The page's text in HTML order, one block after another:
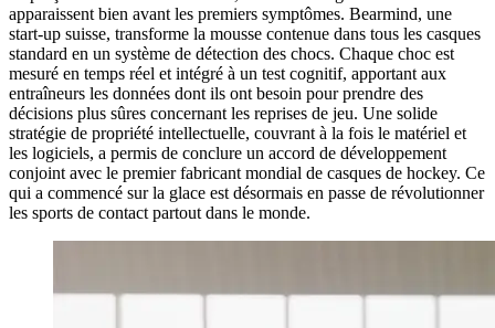
apparaissent bien avant les premiers symptômes. Bearmind, une
start-up suisse, transforme la mousse contenue dans tous les casques
standard en un système de détection des chocs. Chaque choc est
mesuré en temps réel et intégré à un test cognitif, apportant aux
entraîneurs les données dont ils ont besoin pour prendre des
décisions plus sûres concernant les reprises de jeu. Une solide
stratégie de propriété intellectuelle, couvrant à la fois le matériel et
les logiciels, a permis de conclure un accord de développement
conjoint avec le premier fabricant mondial de casques de hockey. Ce
qui a commencé sur la glace est désormais en passe de révolutionner
les sports de contact partout dans le monde.